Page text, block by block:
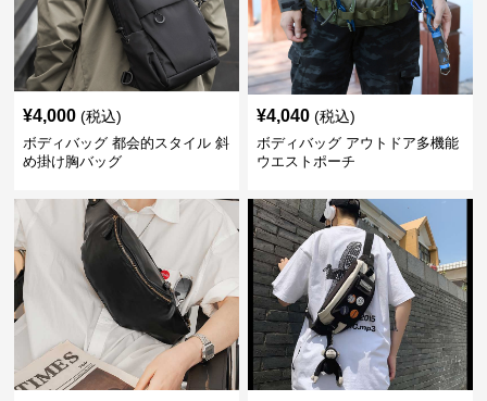
¥4,000 (税込)
ボディバッグ 都会的スタイル 斜
め掛け胸バッグ
¥4,040 (税込)
ボディバッグ アウトドア多機能
ウエストポーチ